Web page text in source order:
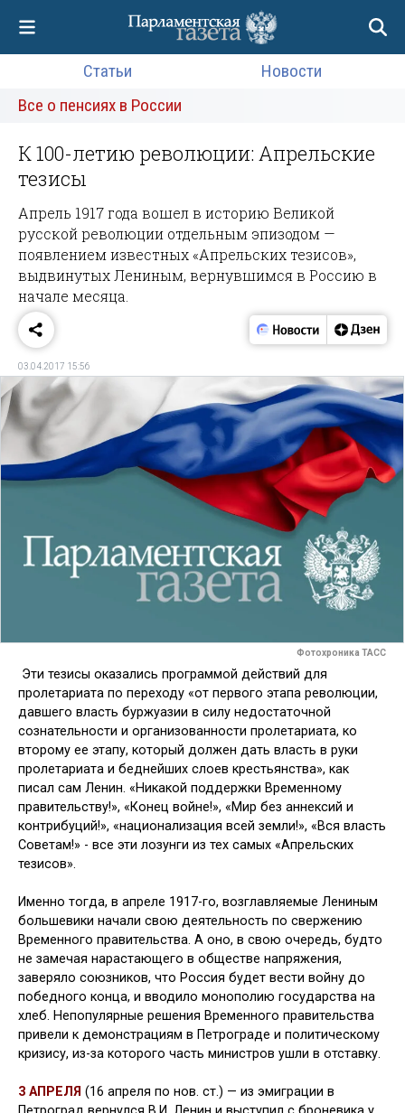
Статьи
Новости
Все о пенсиях в России
К 100-летию революции: Апрельские
тезисы
Апрель 1917 года вошел в историю Великой
русской революции отдельным эпизодом —
появлением известных «Апрельских тезисов»,
выдвинутых Лениным, вернувшимся в Россию в
начале месяца.
03.04.2017 15:56
Фотохроника ТАСС
Эти тезисы оказались программой действий для
пролетариата по переходу «от первого этапа революции,
давшего власть буржуазии в силу недостаточной
сознательности и организованности пролетариата, ко
второму ее этапу, который должен дать власть в руки
пролетариата и беднейших слоев крестьянства», как
писал сам Ленин. «Никакой поддержки Временному
правительству!», «Конец войне!», «Мир без аннексий и
контрибуций!», «национализация всей земли!», «Вся власть
Советам!» - все эти лозунги из тех самых «Апрельских
тезисов».
Именно тогда, в апреле 1917-го, возглавляемые Лениным
большевики начали свою деятельность по свержению
Временного правительства. А оно, в свою очередь, будто
не замечая нарастающего в обществе напряжения,
заверяло союзников, что Россия будет вести войну до
победного конца, и вводило монополию государства на
хлеб. Непопулярные решения Временного правительства
привели к демонстрациям в Петрограде и политическому
кризису, из-за которого часть министров ушли в отставку.
3 АПРЕЛЯ (16 апреля по нов. ст.) — из эмиграции в